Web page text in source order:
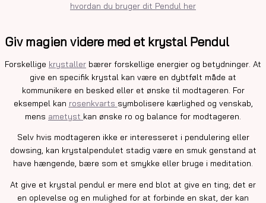
hvordan du bruger dit Pendul her
Giv magien videre med et krystal Pendul
Forskellige krystaller bærer forskellige energier og betydninger. At
give en specifik krystal kan være en dybtfølt måde at
kommunikere en besked eller et ønske til modtageren. For
eksempel kan rosenkvarts symbolisere kærlighed og venskab,
mens ametyst kan ønske ro og balance for modtageren.
Selv hvis modtageren ikke er interesseret i pendulering eller
dowsing, kan krystalpendulet stadig være en smuk genstand at
have hængende, bære som et smykke eller bruge i meditation.
At give et krystal pendul er mere end blot at give en ting; det er
en oplevelse og en mulighed for at forbinde en skat, der kan